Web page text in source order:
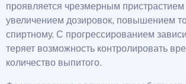
проявляется чрезмерным пристрастием
увеличением дозировок, повышением
спиртному. С прогрессированием
теряет возможность контролировать
количество выпитого.